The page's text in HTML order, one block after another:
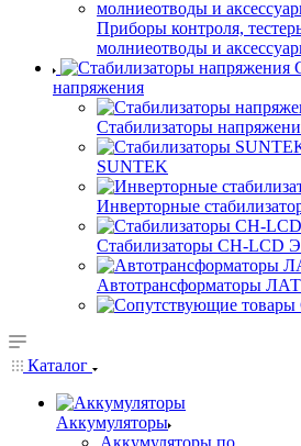
Приборы контроля,
молниеотводы и
напряжения
Стабилизаторы
SUNTEK
Инверторные
Стабилизаторы СН-LCD
Автотрансформаторы
Каталог
Аккумуляторы
Аккумуляторы по